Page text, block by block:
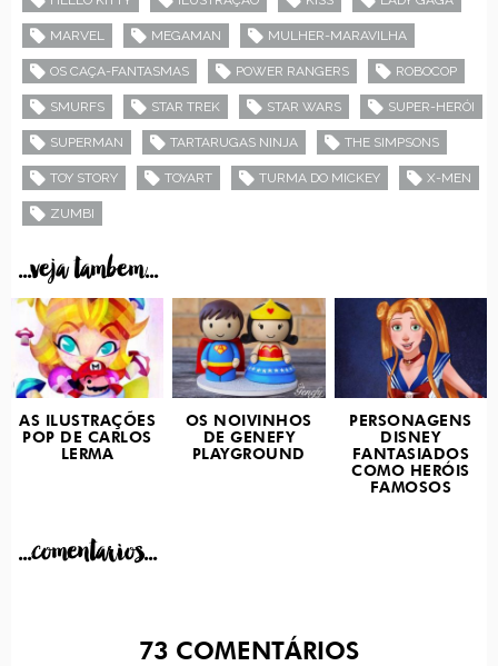
MARVEL MEGAMAN MULHER-MARAVILHA
OS CAÇA-FANTASMAS POWER RANGERS ROBOCOP
SMURFS STAR TREK STAR WARS SUPER-HERÓI
SUPERMAN TARTARUGAS NINJA THE SIMPSONS
TOY STORY TOYART TURMA DO MICKEY X-MEN
ZUMBI
...veja tambem...
AS ILUSTRAÇÕES
POP DE CARLOS
LERMA
OS NOIVINHOS
DE GENEFY
PLAYGROUND
PERSONAGENS
DISNEY
FANTASIADOS
COMO HERÓIS
FAMOSOS
...comentarios...
73 COMENTÁRIOS